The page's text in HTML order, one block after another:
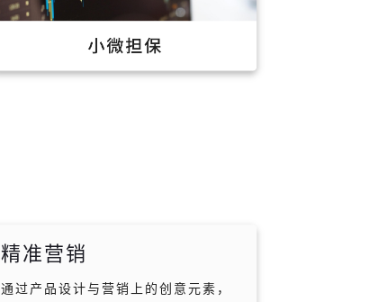
精准营销
通过产品设计与营销上的创意元素，